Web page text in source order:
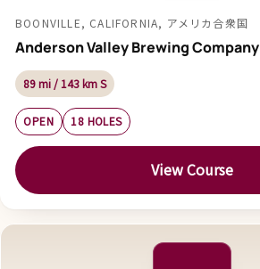
BOONVILLE, CALIFORNIA, アメリカ合衆国
Anderson Valley Brewing Company
89 mi / 143 km S
OPEN 18 HOLES
View Course